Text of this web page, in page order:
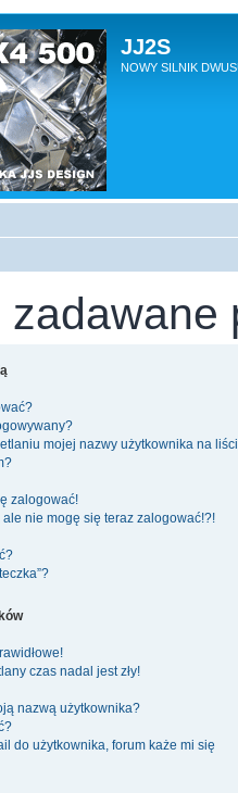
JJ2S
NOWY SILNIK
mojej nazwy użytkownika na
zalogować!
nie mogę się teraz zalogować!?!
czas nadal jest zły!
nazwą użytkownika?
do użytkownika, forum każe mi się